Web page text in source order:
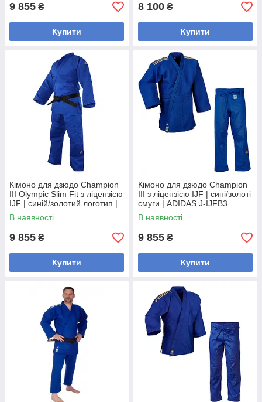
9 855 ₴
Купити
8 100 ₴
Купити
Кімоно для дзюдо Champion
III Olympic Slim Fit з ліцензією
IJF | синій/золотий логотип |
ADIDAS J-IJFB3-L
В наявності
9 855 ₴
Купити
Кімоно для дзюдо Champion
III з ліцензією IJF | сині/золоті
смуги | ADIDAS J-IJFB3
В наявності
9 855 ₴
Купити